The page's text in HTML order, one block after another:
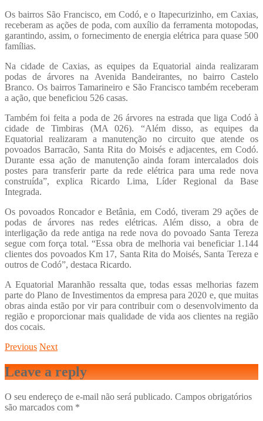
Os bairros São Francisco, em Codó, e o Itapecurizinho, em Caxias,
receberam as ações de poda, com auxílio da ferramenta motopodas,
garantindo, assim, o fornecimento de energia elétrica para quase 500
famílias.
Na cidade de Caxias, as equipes da Equatorial ainda realizaram
podas de árvores na Avenida Bandeirantes, no bairro Castelo
Branco. Os bairros Tamarineiro e São Francisco também receberam
a ação, que beneficiou 526 casas.
Também foi feita a poda de 26 árvores na estrada que liga Codó à
cidade de Timbiras (MA 026). “Além disso, as equipes da
Equatorial realizaram a manutenção no circuito que atende os
povoados Barracão, Santa Rita do Moisés e adjacentes, em Codó.
Durante essa ação de manutenção ainda foram intercalados dois
postes para transferir parte da rede elétrica para uma rede nova
construída”, explica Ricardo Lima, Líder Regional da Base
Integrada.
Os povoados Roncador e Betânia, em Codó, tiveram 29 ações de
podas de árvores nas redes elétricas. Além disso, a obra de
interligação da rede antiga na rede nova do povoado Santa Tereza
segue com força total. “Essa obra de melhoria vai beneficiar 1.144
clientes dos povoados Km 17, Santa Rita do Moisés, Santa Tereza e
outros de Codó”, destaca Ricardo.
A Equatorial Maranhão ressalta que, todas essas melhorias fazem
parte do Plano de Investimentos da empresa para 2020 e, que muitas
obras ainda estão por vir para contribuir com o desenvolvimento da
região e proporcionar mais qualidade de vida aos clientes na região
dos cocais.
Previous Next
Leave a reply
O seu endereço de e-mail não será publicado. Campos obrigatórios
são marcados com *